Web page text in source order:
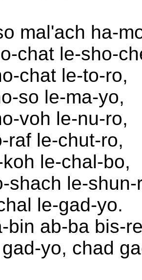
mal'ach ha-
chat le-sho-
chat le-to-ro,
so le-ma-yo,
voh le-nu-ro,
raf le-chut-ro,
le-chal-bo,
shach le-shun-
le-gad-yo.
bin ab-ba bis-
yo, chad